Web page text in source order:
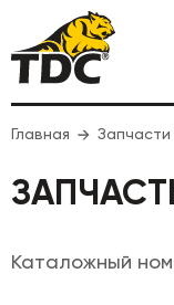
Главная Запчасти
Каталожный